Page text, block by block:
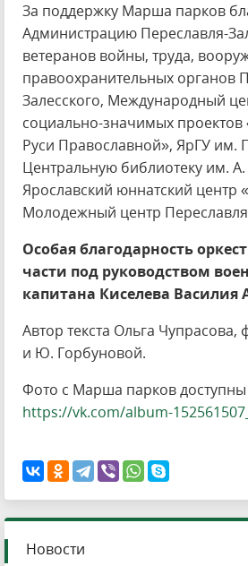
За поддержку Марша парков
Администрацию Переславля-
ветеранов войны, труда,
правоохранительных органов
Залесского, Международный
социально-значимых
Руси Православной», ЯрГУ им.
Центральную библиотеку им.
Ярославский юннатский центр
Молодежный центр
Особая благодарность
части под руководством
капитана Киселева Василия
Автор текста Ольга
и Ю. Горбуновой.
Фото с Марша парков
https://vk.com/album-
Новости